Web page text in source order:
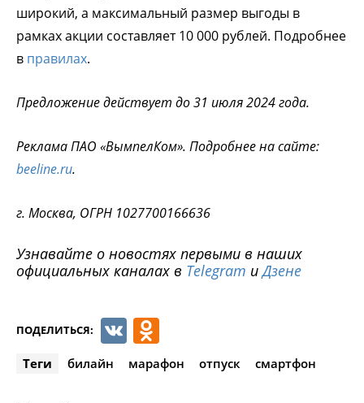
широкий, а максимальный размер выгоды в
рамках акции составляет 10 000 рублей. Подробнее
в правилах.
Предложение действует до 31 июля 2024 года.
Реклама ПАО «ВымпелКом». Подробнее на сайте:
beeline.ru.
г. Москва, ОГРН 1027700166636
Узнавайте о новостях первыми в наших
официальных каналах в Telegram иДзене
ПОДЕЛИТЬСЯ: VK
Теги билайн марафон отпуск смартфон